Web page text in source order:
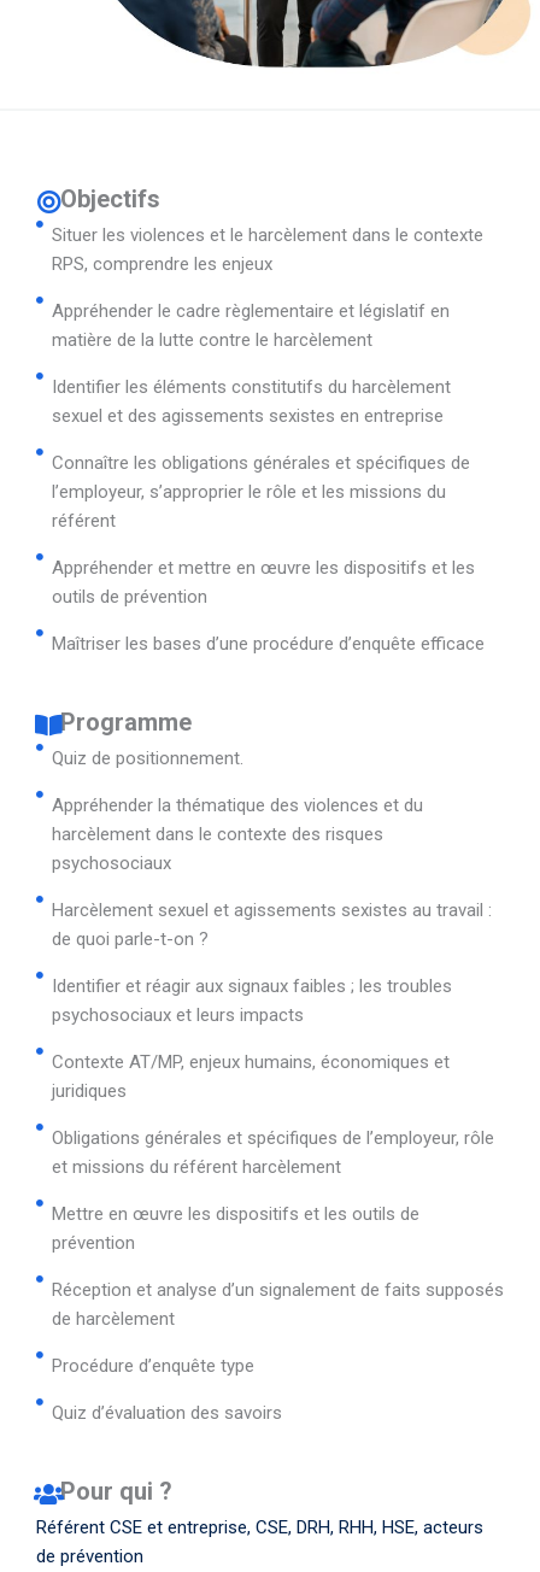
Objectifs
Situer les violences et le harcèlement dans le contexte
RPS, comprendre les enjeux
Appréhender le cadre règlementaire et législatif en
matière de la lutte contre le harcèlement
Identifier les éléments constitutifs du harcèlement
sexuel et des agissements sexistes en entreprise
Connaître les obligations générales et spécifiques de
l’employeur, s’approprier le rôle et les missions du
référent
Appréhender et mettre en œuvre les dispositifs et les
outils de prévention
Maîtriser les bases d’une procédure d’enquête efficace
Programme
Quiz de positionnement.
Appréhender la thématique des violences et du
harcèlement dans le contexte des risques
psychosociaux
Harcèlement sexuel et agissements sexistes au travail :
de quoi parle-t-on ?
Identifier et réagir aux signaux faibles ; les troubles
psychosociaux et leurs impacts
Contexte AT/MP, enjeux humains, économiques et
juridiques
Obligations générales et spécifiques de l’employeur, rôle
et missions du référent harcèlement
Mettre en œuvre les dispositifs et les outils de
prévention
Réception et analyse d’un signalement de faits supposés
de harcèlement
Procédure d’enquête type
Quiz d’évaluation des savoirs
Pour qui ?
Référent CSE et entreprise, CSE, DRH, RHH, HSE, acteurs
de prévention